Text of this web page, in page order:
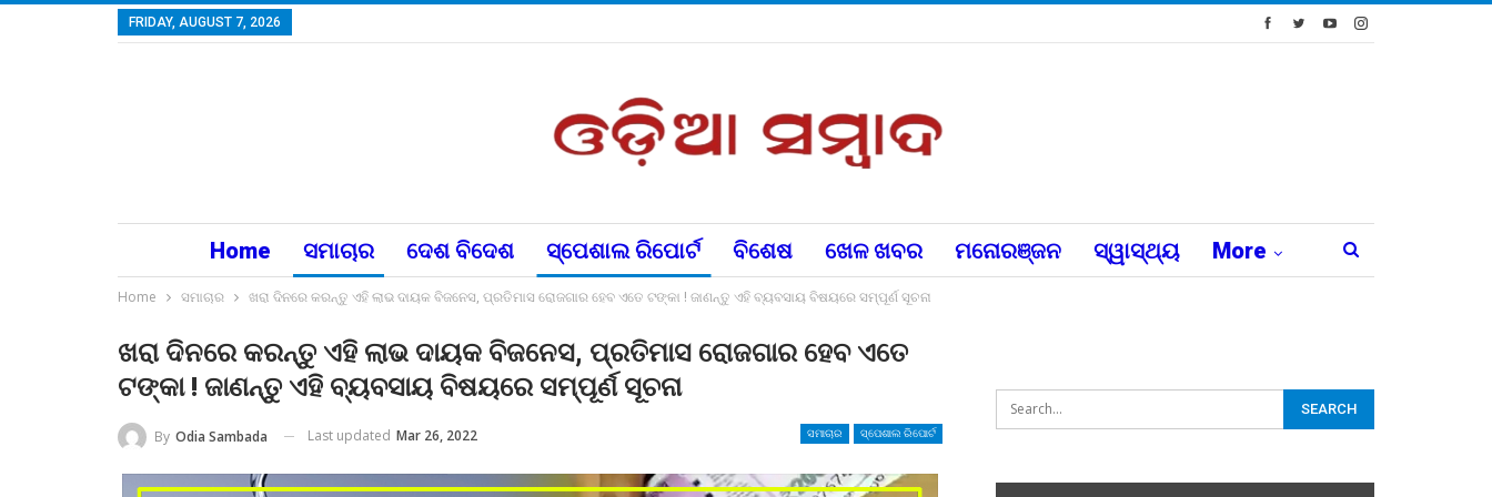
FRIDAY, AUGUST 7, 2026
Home ସମାଚାର ଦେଶ ବିଦେଶ ସ୍ପେଶାଲ ରିପୋର୍ଟ ବିଶେଷ ଖେଳ ଖବର ମନୋରଞ୍ଜନ ସ୍ୱାସ୍ଥ୍ୟ More
Home ସମାଚାର ଖରା ଦିନରେ କରନ୍ତୁ ଏହି ଲାଭ ଦାୟକ ବିଜନେସ, ପ୍ରତିମାସ ରୋଜଗାର ହେବ ଏତେ ଟଙ୍କା ! ଜାଣନ୍ତୁ ଏହି ବ୍ୟବସାୟ ବିଷୟରେ ସମ୍ପୂର୍ଣ ସୂଚନା
ଖରା ଦିନରେ କରନ୍ତୁ ଏହି ଲାଭ ଦାୟକ ବିଜନେସ, ପ୍ରତିମାସ ରୋଜଗାର ହେବ ଏତେ
ଟଙ୍କା ! ଜାଣନ୍ତୁ ଏହି ବ୍ୟବସାୟ ବିଷୟରେ ସମ୍ପୂର୍ଣ ସୂଚନା
ସମାଚାର ସ୍ପେଶାଲ ରିପୋର୍ଟ
By Odia Sambada Last updated Mar 26, 2022